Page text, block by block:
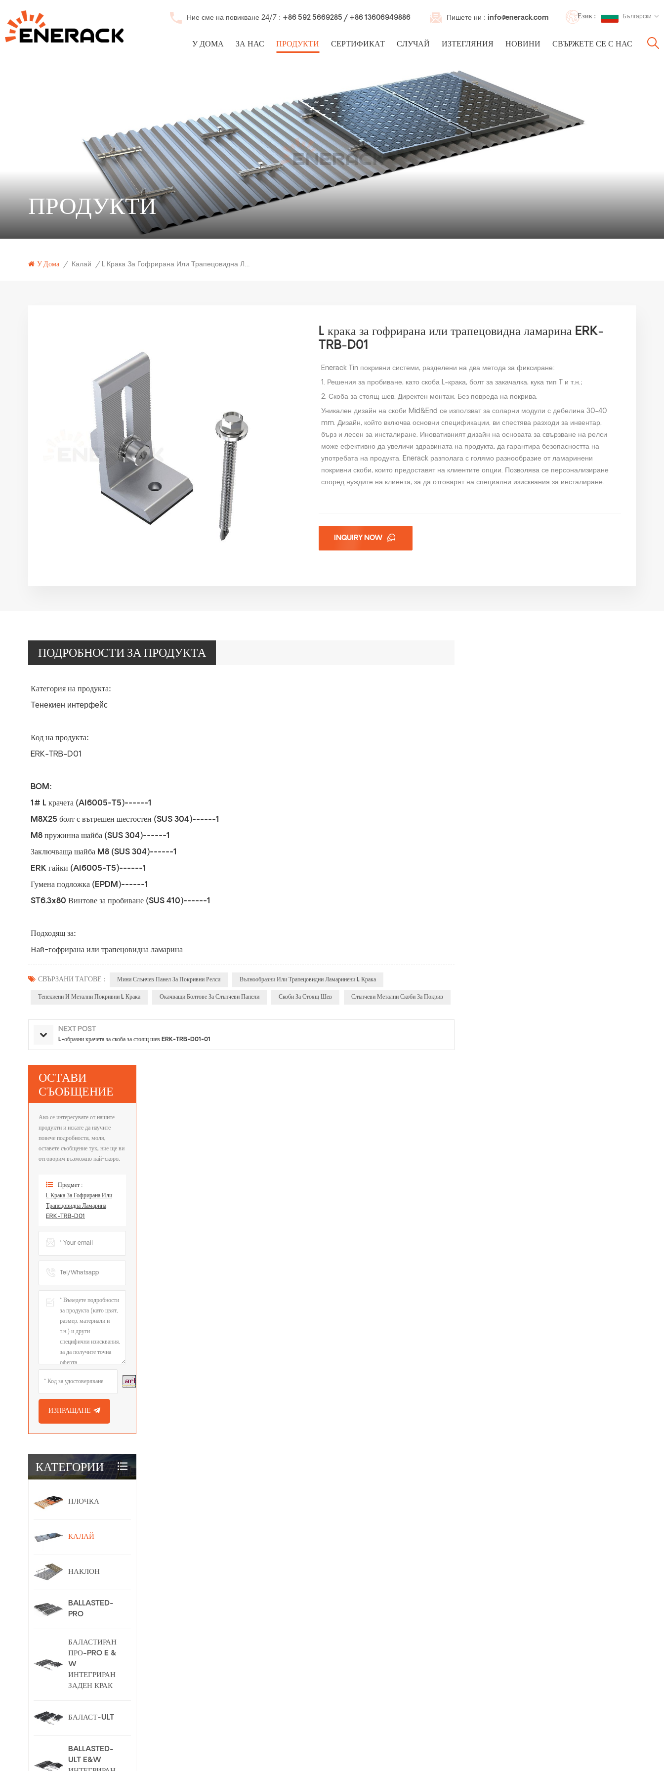
Ние сме на повикване 24/7 : +86 592 5669285 / +86 13606949886 Пишете ни : info@enerack.com Език : Български
У ДОМА ЗА НАС ПРОДУКТИ СЕРТИФИКАТ СЛУЧАЙ ИЗТЕГЛЯНИЯ НОВИНИ СВЪРЖЕТЕ СЕ С НАС
ПРОДУКТИ
У Дома / Калай / L Крака За Гофрирана Или Трапецовидна Ламарина ERK-TRB-D01
L крака за гофрирана или трапецовидна ламарина ERK-
TRB-D01
Enerack Tin покривни системи, разделени на два метода за фиксиране:
1. Решения за пробиване, като скоба L-крака, болт за закачалка, кука тип T и т.н.;
2. Скоба за стоящ шев, Директен монтаж, Без повреда на покрива.
Уникален дизайн на скоби Mid&End се използват за соларни модули с дебелина 30-40
mm. Дизайн, който включва основни спецификации, ви спестява разходи за инвентар,
бърз и лесен за инсталиране. Иновативният дизайн на основата за свързване на релси
може ефективно да увеличи здравината на продукта, да гарантира безопасността на
употребата на продукта. Enerack разполага с голямо разнообразие от ламаринени
покривни скоби, които предоставят на клиентите опции. Позволява се персонализиране
според нуждите на клиента, за да отговарят на специални изисквания за инсталиране.
INQUIRY NOW
ПОДРОБНОСТИ ЗА ПРОДУКТА
Категория на продукта:
Тенекиен интерфейс
Код на продукта:
ERK-TRB-D01
BOM:
1# L крачета (Al6005-T5)------1
M8X25 болт с вътрешен шестостен (SUS 304)------1
M8 пружинна шайба (SUS 304)------1
Заключваща шайба M8 (SUS 304)------1
ERK гайки (Al6005-T5)------1
Гумена подложка (EPDM)------1
ST6.3x80 Винтове за пробиване (SUS 410)------1
Подходящ за:
Най-гофрирана или трапецовидна ламарина
СВЪРЗАНИ ТАГОВЕ : Мини Слънчев Панел За Покривни Релси Вълнообразни Или Трапецовидни Ламаринени L Крака
Тенекиени И Метални Покривни L Крака Окачващи Болтове За Слънчеви Панели Скоби За Стоящ Шев Слънчеви Метални Скоби За Покрив
NEXT POST
L-образни крачета за скоба за стоящ шев ERK-TRB-D01-01
ОСТАВИ
СЪОБЩЕНИЕ
Ако се интересувате от нашите
продукти и искате да научите
повече подробности, моля,
оставете съобщение тук, ние ще ви
отговорим възможно най-скоро.
Предмет :
L Крака За Гофрирана Или
Трапецовидна Ламарина
ERK-TRB-D01
ИЗПРАЩАНЕ
КАТЕГОРИИ
ПЛОЧКА
КАЛАЙ
НАКЛОН
BALLASTED-
PRO
БАЛАСТИРАН
ПРО-PRO E &
W
ИНТЕГРИРАН
ЗАДЕН КРАК
БАЛАСТ-ULT
BALLASTED-
ULT E&W